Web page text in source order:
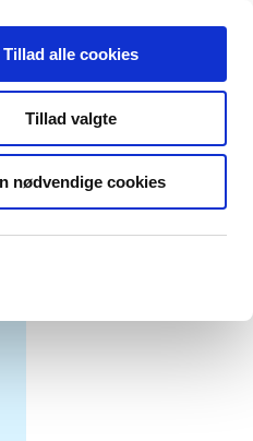
Tillad alle cookies
Tillad valgte
nødvendige cookies